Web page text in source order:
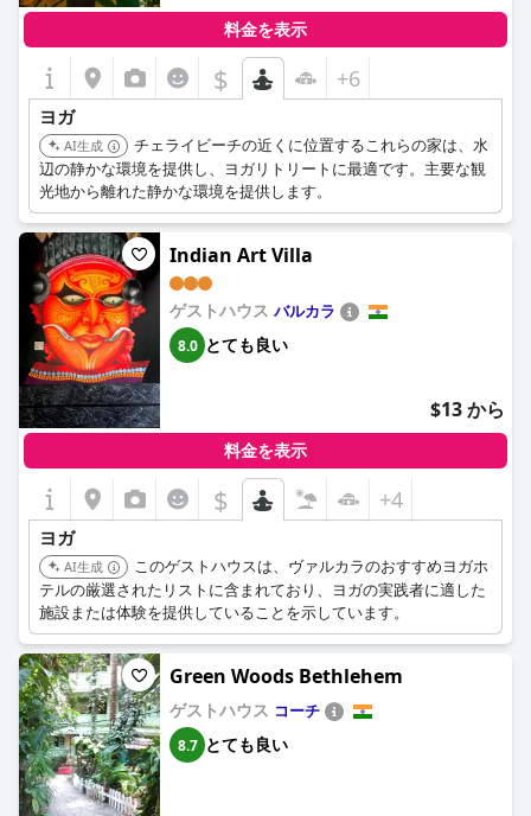
料金を表示
$ +6
ヨガ
AI生成
チェライビーチの近くに位置するこれらの家は、水
辺の静かな環境を提供し、ヨガリトリートに最適です。主要な観
光地から離れた静かな環境を提供します。
Indian Art Villa
ゲストハウス バルカラ
8.0 とても良い
$13 から
料金を表示
$ +4
ヨガ
AI生成
このゲストハウスは、ヴァルカラのおすすめヨガホ
テルの厳選されたリストに含まれており、ヨガの実践者に適した
施設または体験を提供していることを示しています。
Green Woods Bethlehem
ゲストハウス コーチ
8.7 とても良い